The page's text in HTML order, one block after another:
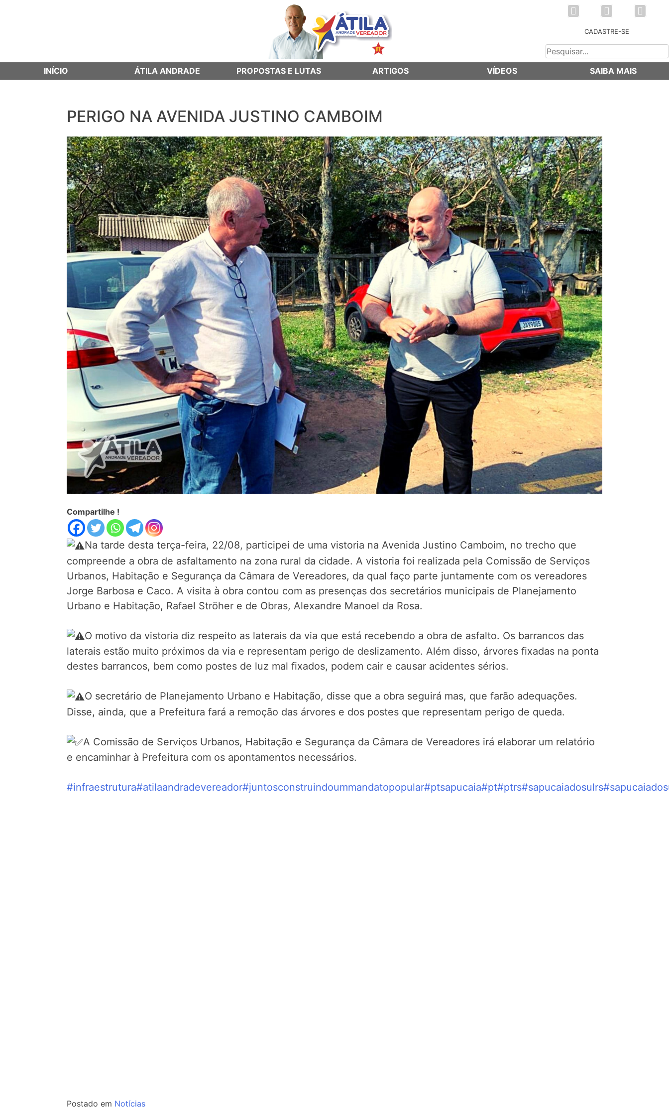
CADASTRE-SE
INÍCIO ÁTILA ANDRADE PROPOSTAS E LUTAS ARTIGOS VÍDEOS SAIBA MAIS
PERIGO NA AVENIDA JUSTINO CAMBOIM
Compartilhe !
Na tarde desta terça-feira, 22/08, participei de uma vistoria na Avenida Justino Camboim, no trecho que
compreende a obra de asfaltamento na zona rural da cidade. A vistoria foi realizada pela Comissão de Serviços
Urbanos, Habitação e Segurança da Câmara de Vereadores, da qual faço parte juntamente com os vereadores
Jorge Barbosa e Caco. A visita à obra contou com as presenças dos secretários municipais de Planejamento
Urbano e Habitação, Rafael Ströher e de Obras, Alexandre Manoel da Rosa.
O motivo da vistoria diz respeito as laterais da via que está recebendo a obra de asfalto. Os barrancos das
laterais estão muito próximos da via e representam perigo de deslizamento. Além disso, árvores fixadas na ponta
destes barrancos, bem como postes de luz mal fixados, podem cair e causar acidentes sérios.
O secretário de Planejamento Urbano e Habitação, disse que a obra seguirá mas, que farão adequações.
Disse, ainda, que a Prefeitura fará a remoção das árvores e dos postes que representam perigo de queda.
A Comissão de Serviços Urbanos, Habitação e Segurança da Câmara de Vereadores irá elaborar um relatório
e encaminhar à Prefeitura com os apontamentos necessários.
#infraestrutura#atilaandradevereador#juntosconstruindoummandatopopular#ptsapucaia#pt#ptrs#sapucaiadosulrs
Postado em Notícias